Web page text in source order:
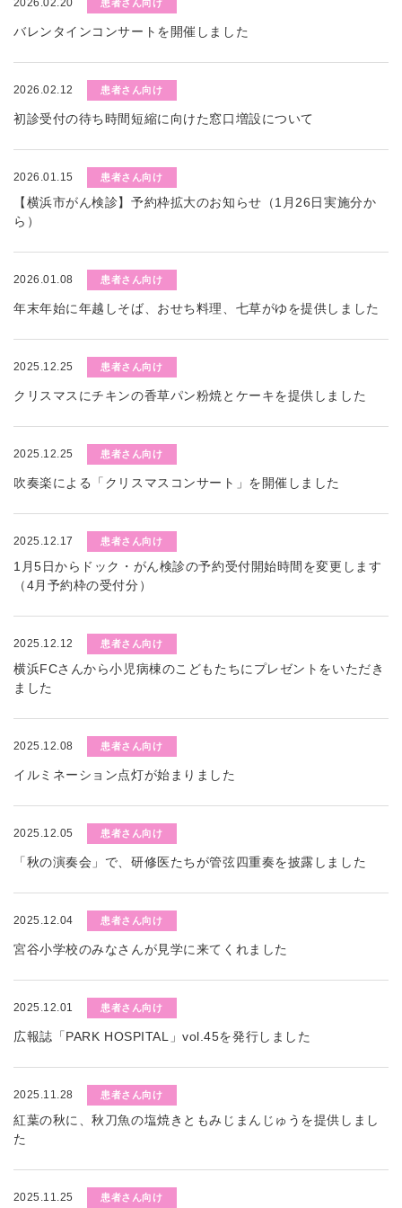
2026.02.20 患者さん向け
バレンタインコンサートを開催しました
2026.02.12 患者さん向け
初診受付の待ち時間短縮に向けた窓口増設について
2026.01.15 患者さん向け
【横浜市がん検診】予約枠拡大のお知らせ（1月26日実施分か
ら）
2026.01.08 患者さん向け
年末年始に年越しそば、おせち料理、七草がゆを提供しました
2025.12.25 患者さん向け
クリスマスにチキンの香草パン粉焼とケーキを提供しました
2025.12.25 患者さん向け
吹奏楽による「クリスマスコンサート」を開催しました
2025.12.17 患者さん向け
1月5日からドック・がん検診の予約受付開始時間を変更します
（4月予約枠の受付分）
2025.12.12 患者さん向け
横浜FCさんから小児病棟のこどもたちにプレゼントをいただき
ました
2025.12.08 患者さん向け
イルミネーション点灯が始まりました
2025.12.05 患者さん向け
「秋の演奏会」で、研修医たちが管弦四重奏を披露しました
2025.12.04 患者さん向け
宮谷小学校のみなさんが見学に来てくれました
2025.12.01 患者さん向け
広報誌「PARK HOSPITAL」vol.45を発行しました
2025.11.28 患者さん向け
紅葉の秋に、秋刀魚の塩焼きともみじまんじゅうを提供しまし
た
2025.11.25 患者さん向け